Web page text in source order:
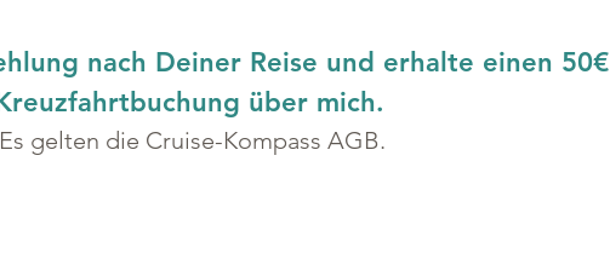
nach Deiner Reise und erhalte einen 50€
über mich.
gelten die Cruise-Kompass AGB.